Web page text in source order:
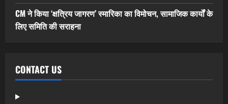
CM ने किया ‘क्षत्रिय जागरण’ स्मारिका का विमोचन, सामाजिक कार्यों के
लिए समिति की सराहना
CONTACT US